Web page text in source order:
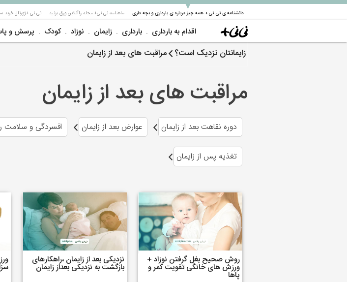
دانشنامه ی نی نی+ همه چیز درباره ی بارداری و بچه داری
▼ ماهنامه نی نی+ مجله راآنلاین ورق بزنید نی نی +ژورنال خربد
اقدام به بارداری بارداری زایمان نوزاد کودک پرسش و
زایمانتان نزدیک است؟ مراقبت های بعد از زایمان
مراقبت های بعد از زایمان
دوره نقاهت بعد از زایمان عوارض بعد از زایمان افسردگی و سلامت
تغذیه پس از زایمان
روش صحیح بغل گرفتن نوزاد +
ورزش های خانگی تقویت کمر و
پاها
نزدیکی بعد از زایمان ،راهکارهای
بازگشت به نزدیکی بعداز زایمان